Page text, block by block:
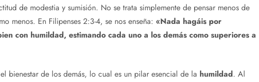
de modestia y sumisión. No se trata simplemente de pensar menos de
menos. En Filipenses 2:3-4, se nos enseña:«Nada hagáis por
con humildad, estimando cada uno a los demás como superiores a
bienestar de los demás, lo cual es un pilar esencial de la humildad. Al